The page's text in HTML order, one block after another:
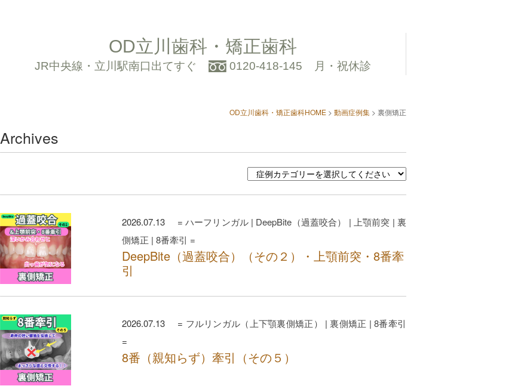
OD立川歯科・矯正歯科
JR中央線・立川駅南口出てすぐ 0120-418-145 月・祝休診
OD立川歯科・矯正歯科HOME> 動画症例集> 裏側矯正
Archives
2026.07.13 = ハーフリンガル | DeepBite（過蓋咬合） | 上顎前突 | 裏
側矯正 | 8番牽引 =
DeepBite（過蓋咬合）（その２）・上顎前突・8番牽
引
2026.07.13 = フルリンガル（上下顎裏側矯正） |裏側矯正 |8番牽引
=
8番（親知らず）牽引（その５）